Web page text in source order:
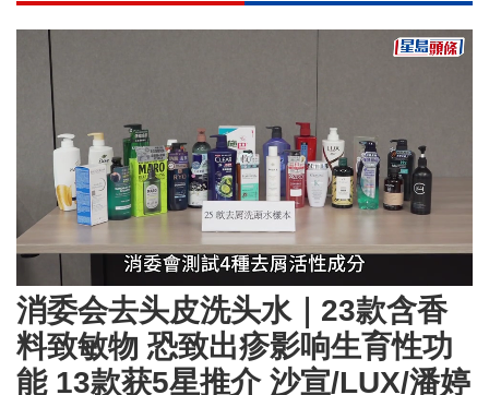
Loaded:
34.79%
消委会去头皮洗头水｜23款含香
料致敏物 恐致出疹影响生育性功
能 13款获5星推介 沙宣/LUX/潘婷